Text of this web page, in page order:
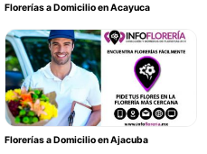
Florerías a Domicilio en Acayuca
Florerías a Domicilio en Ajacuba